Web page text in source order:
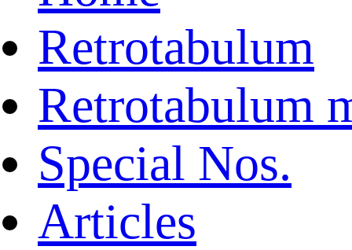
Retrotabulum
Retrotabulum
Special Nos.
Articles